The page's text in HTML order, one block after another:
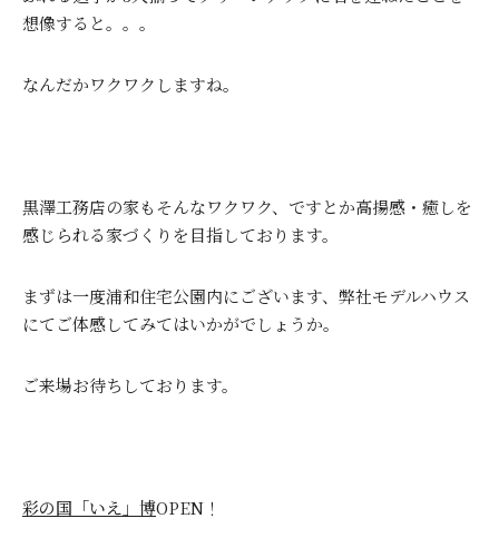
想像すると。。。
なんだかワクワクしますね。
黒澤工務店の家もそんなワクワク、ですとか高揚感・癒しを
感じられる家づくりを目指しております。
まずは一度浦和住宅公園内にございます、弊社モデルハウス
にてご体感してみてはいかがでしょうか。
ご来場お待ちしております。
彩の国「いえ」博OPEN！